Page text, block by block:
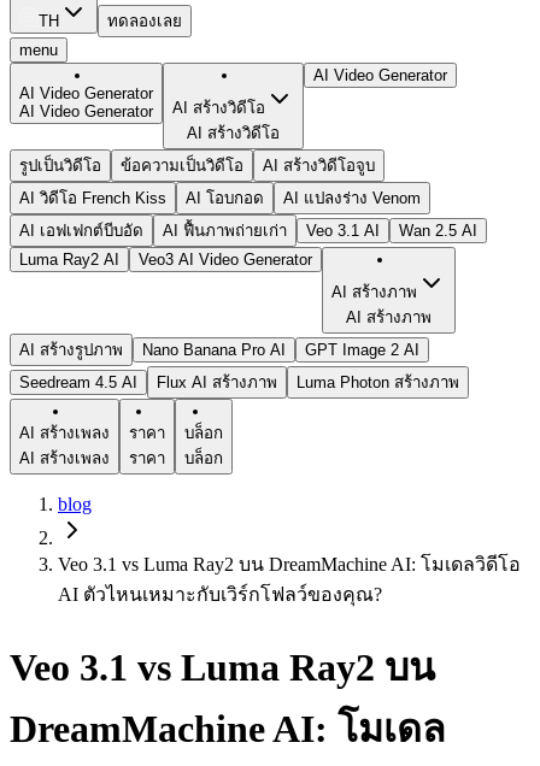
TH
ทดลองเลย
menu
AI Video Generator
AI Video Generator
AI สร้างวิดีโอ
AI สร้างวิดีโอ
AI Video Generator
รูปเป็นวิดีโอ ข้อความเป็นวิดีโอ
AI สร้างวิดีโอจูบ
AI วิดีโอ French Kiss
AI โอบกอด
AI แปลงร่าง Venom
AI เอฟเฟกต์บีบอัด
AI ฟื้นภาพถ่ายเก่า Veo 3.1 AI
Wan 2.5 AI
Luma Ray2 AI
Veo3 AI Video Generator
AI สร้างภาพ
AI สร้างภาพ
AI สร้างรูปภาพ
Nano Banana Pro AI
GPT Image 2 AI
Seedream 4.5 AI
Flux AI สร้างภาพ Luma Photon สร้างภาพ
AI สร้างเพลง
AI สร้างเพลง
ราคา
ราคา
บล็อก
บล็อก
blog
Veo 3.1 vs Luma Ray2 บน DreamMachine AI: โมเดลวิดีโอ
AI ตัวไหนเหมาะกับเวิร์กโฟลว์ของคุณ?
Veo 3.1 vs Luma Ray2 บน
DreamMachine AI: โมเดล